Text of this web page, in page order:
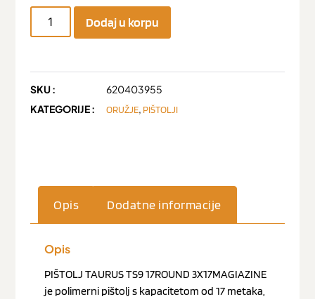
Dodaj u korpu
SKU :
620403955
KATEGORIJE :
ORUŽJE, PIŠTOLJI
Opis Dodatne informacije
Opis
PIŠTOLJ TAURUS TS9 17ROUND 3X17MAGIAZINE
je polimerni pištolj s kapacitetom od 17 metaka,